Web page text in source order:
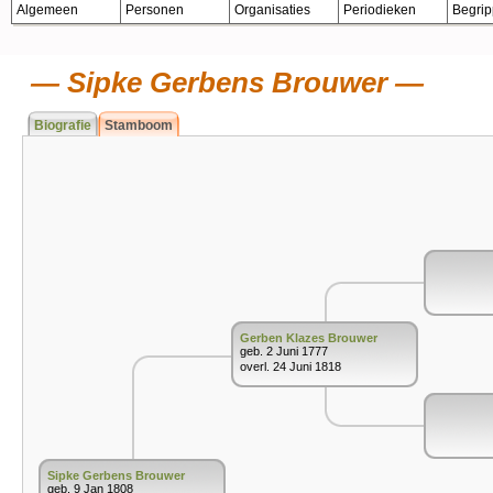
Algemeen Personen Organisaties Periodieken
Sipke Gerbens Brouwer
Biografie Stamboom
Sipke Gerbens Brouwer
geb. 9 Jan 1808
Gerben Klazes Brouwer
geb. 2 Juni 1777
overl. 24 Juni 1818